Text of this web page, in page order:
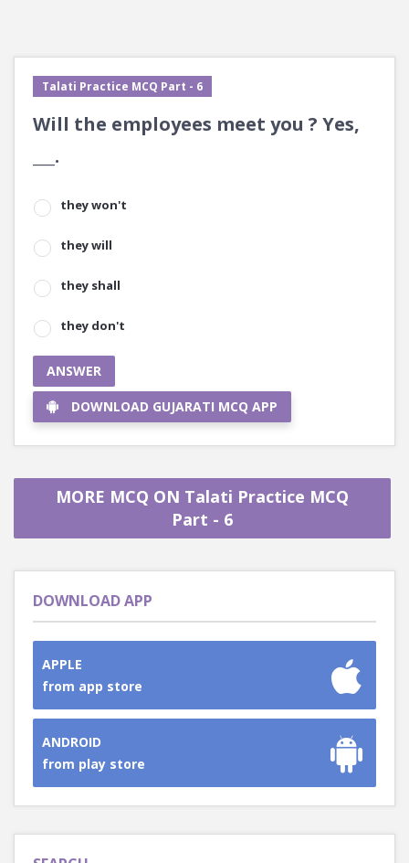
Talati Practice MCQ Part - 6
Will the employees meet you ? Yes,
___.
they won't
they will
they shall
they don't
ANSWER
DOWNLOAD GUJARATI MCQ APP
MORE MCQ ON Talati Practice MCQ
Part - 6
DOWNLOAD APP
APPLE
from app store
ANDROID
from play store